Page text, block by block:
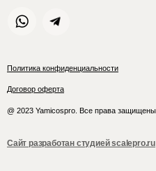
Политика конфиденциальности
Договор оферта
@ 2023 Yamicospro. Все права защищены
Сайт разработан студией scalepro.ru